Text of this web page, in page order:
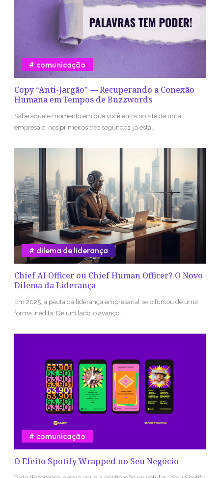
Copy “Anti-Jargão” — Recuperando a Conexão
Humana em Tempos de Buzzwords
comunicação
Sabe aquele momento em que você entra no site de uma
empresa e, nos primeiros três segundos, já está...
Chief AI Officer ou Chief Human Officer? O Novo
Dilema da Liderança
dilema de liderança
Em 2025, a pauta da liderança empresarial se bifurcou de uma
forma inédita. De um lado, o avanço...
O Efeito Spotify Wrapped no Seu Negócio
comunicação